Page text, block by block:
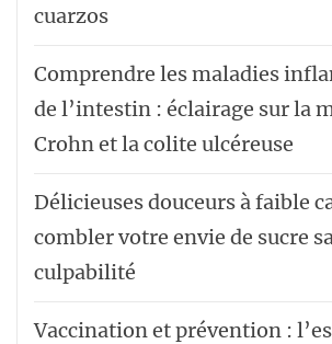
cuarzos
Comprendre les maladies
de l’intestin : éclairage sur la
Crohn et la colite ulcéreuse
Délicieuses douceurs à faible
combler votre envie de sucre
culpabilité
Vaccination et prévention :